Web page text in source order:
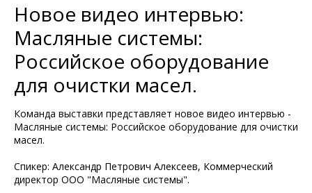
Новое видео интервью:
Масляные системы:
Российское оборудование
для очистки масел.
Команда выставки представляет новое видео интервью -
Масляные системы: Российское оборудование для очистки
масел.
Спикер: Александр Петрович Алексеев, Коммерческий
директор ООО "Масляные системы".